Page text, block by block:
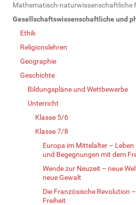
Mathematisch-naturwissenschaftliche
Gesellschaftswissenschaftliche und
Ethik
Religionslehren
Geographie
Geschichte
Bildungspläne und Wettbewerbe
Unterricht
Klasse 5/6
Klasse 7/8
Europa im Mittelalter –
und Begegnungen mit dem
Wende zur Neuzeit – neue
neue Gewalt
Die Französische Revolution
Freiheit